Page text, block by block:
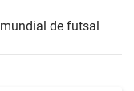
mundial de futsal